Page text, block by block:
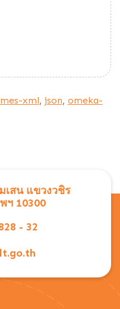
xml, json, omeka-
สน แขวงวชิร
ฯ 10300
- 32